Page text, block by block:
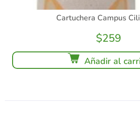
Cartuchera Campus
$259
Añadir al